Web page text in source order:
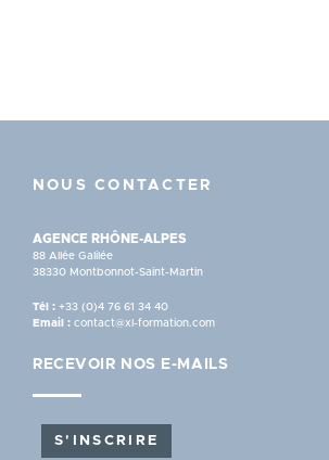
NOUS CONTACTER
AGENCE RHÔNE-ALPES
88 Allée Galilée
38330 Montbonnot-Saint-Martin
Tél : +33 (0)4 76 61 34 40
Email : contact@xl-formation.com
RECEVOIR NOS E-MAILS
S'INSCRIRE